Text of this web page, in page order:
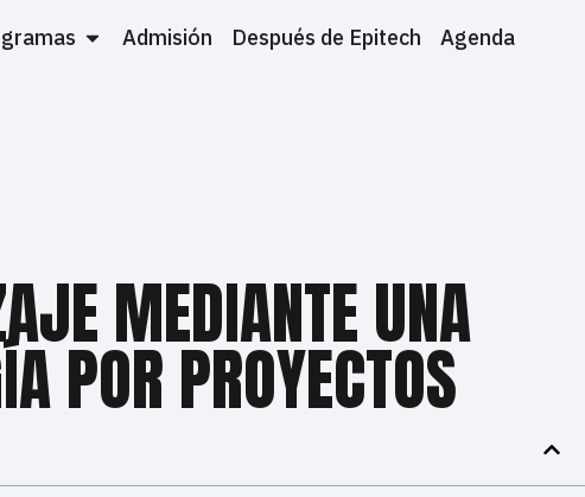
Admisión Después de Epitech Agenda
MEDIANTE UNA
POR PROYECTOS